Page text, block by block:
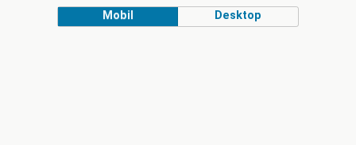
Mobil Desktop